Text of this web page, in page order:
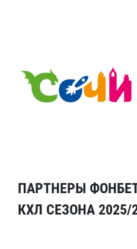
ПАРТНЕРЫ
КХЛ СЕЗОНА 2025/